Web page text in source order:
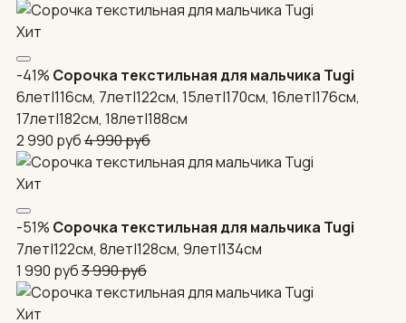
Хит
-41% Сорочка текстильная для мальчика Tugi
6лет|116см, 7лет|122см, 15лет|170см, 16лет|176см,
17лет|182см, 18лет|188см
2 990 руб4 990руб
Хит
-51% Сорочка текстильная для мальчика Tugi
7лет|122см, 8лет|128см, 9лет|134см
1 990 руб3 990руб
Хит